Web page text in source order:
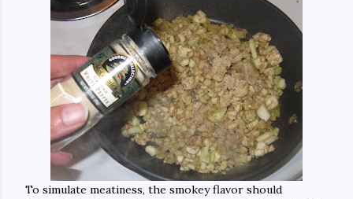
To simulate meatiness, the smokey flavor should